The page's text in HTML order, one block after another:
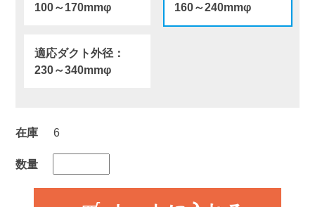
100～170mmφ
160～240mmφ
適応ダクト外径：
230～340mmφ
在庫 6
数量